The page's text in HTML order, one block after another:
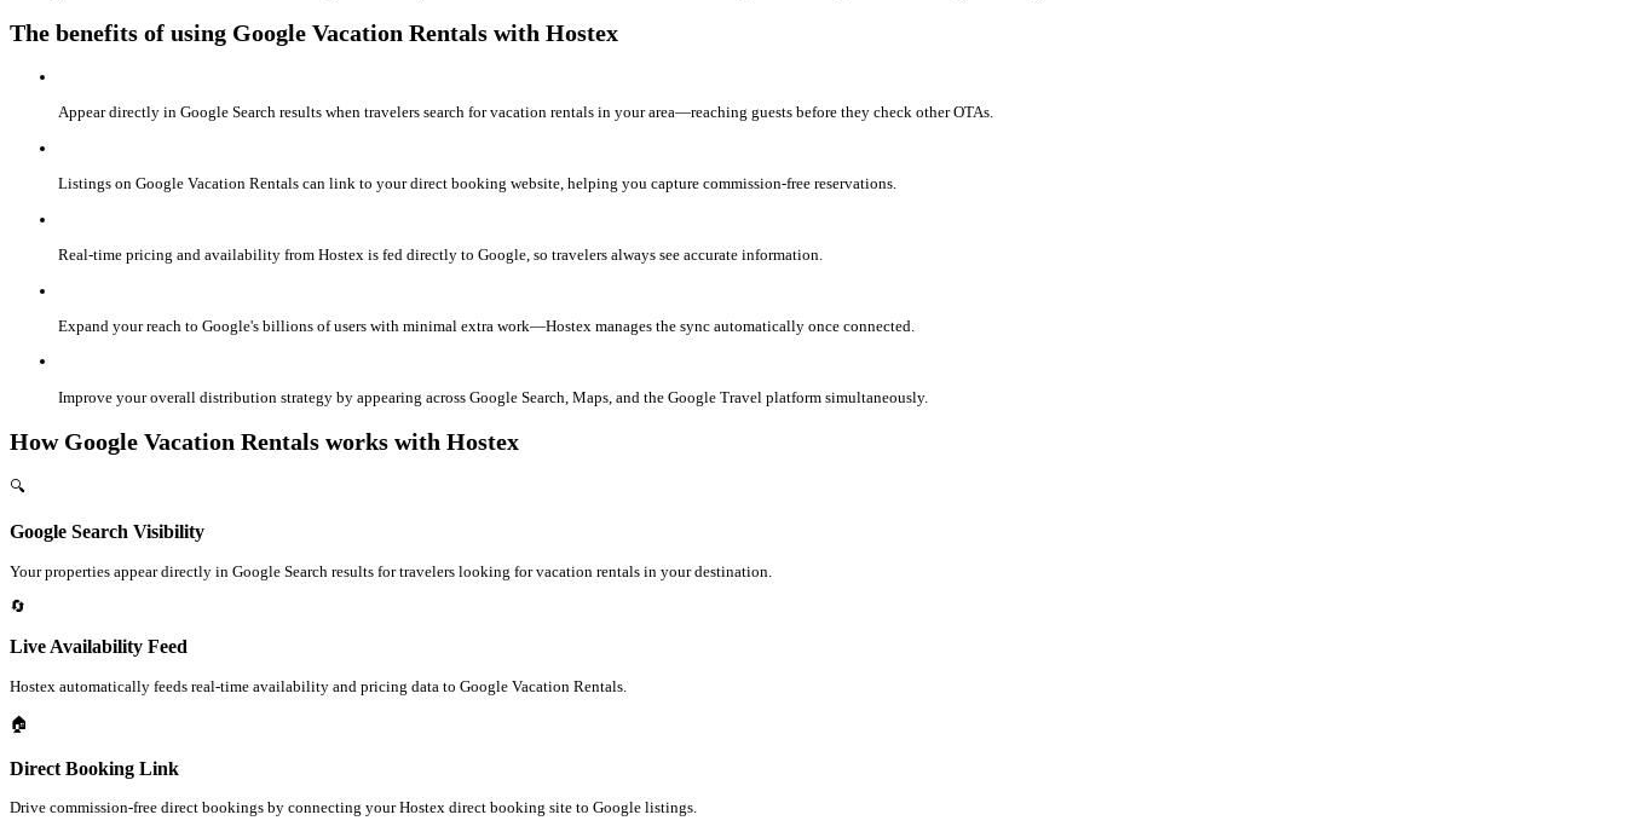
The benefits of using Google Vacation Rentals with Hostex
Appear directly in Google Search results when travelers search for vacation rentals in your area—reaching guests before they check other OTAs.
Listings on Google Vacation Rentals can link to your direct booking website, helping you capture commission-free reservations.
Real-time pricing and availability from Hostex is fed directly to Google, so travelers always see accurate information.
Expand your reach to Google's billions of users with minimal extra work—Hostex manages the sync automatically once connected.
Improve your overall distribution strategy by appearing across Google Search, Maps, and the Google Travel platform simultaneously.
How Google Vacation Rentals works with Hostex
🔍
Google Search Visibility
Your properties appear directly in Google Search results for travelers looking for vacation rentals in your destination.
🔄
Live Availability Feed
Hostex automatically feeds real-time availability and pricing data to Google Vacation Rentals.
🏠
Direct Booking Link
Drive commission-free direct bookings by connecting your Hostex direct booking site to Google listings.